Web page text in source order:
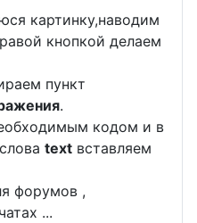
картинку,наводим
кнопкой делаем
пункт
.
кодом и в
слова text вставляем
форумов ,
...